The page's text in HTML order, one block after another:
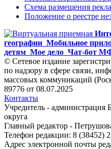
Схема размещения
Положение о реестре
географии Мобильное
детям Мое дело Чат-бот
© Сетевое издание
по надзору в сфере связи,
массовых коммуникаций
89776 от 08.07.2025
Контакты
Учредитель - администрация
округа
Главный редактор -
Телефон редакции: 8 (38452)
Адрес электронной почты